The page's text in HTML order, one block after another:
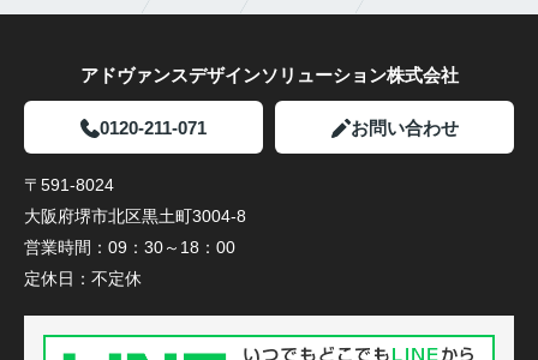
アドヴァンスデザインソリューション株式会社
0120-211-071 お問い合わせ
〒591-8024
大阪府堺市北区黒土町3004-8
営業時間： 09：30～18：00
定休日： 不定休